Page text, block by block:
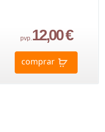
pvp. 12,00 €
comprar